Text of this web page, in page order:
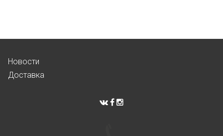
Новости
Доставка